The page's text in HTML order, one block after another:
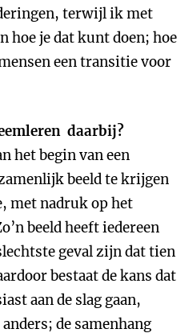
terwijl ik met
hoe je dat kunt doen; hoe
een transitie voor
daarbij?
het begin van een
beeld te krijgen
met nadruk op het
beeld heeft iedereen
geval zijn dat tien
bestaat de kans dat
aan de slag gaan,
de samenhang